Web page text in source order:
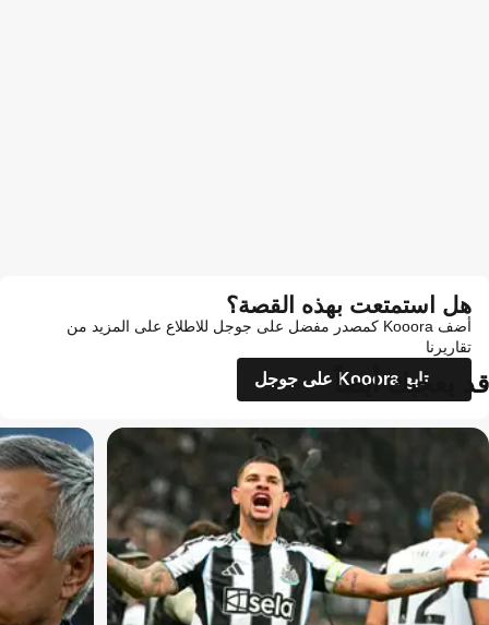
هل استمتعت بهذه القصة؟
أضف Kooora كمصدر مفضل على جوجل للاطلاع على المزيد من
تقاريرنا
تابع Kooora على جوجل
قد يعجبك أيضاً